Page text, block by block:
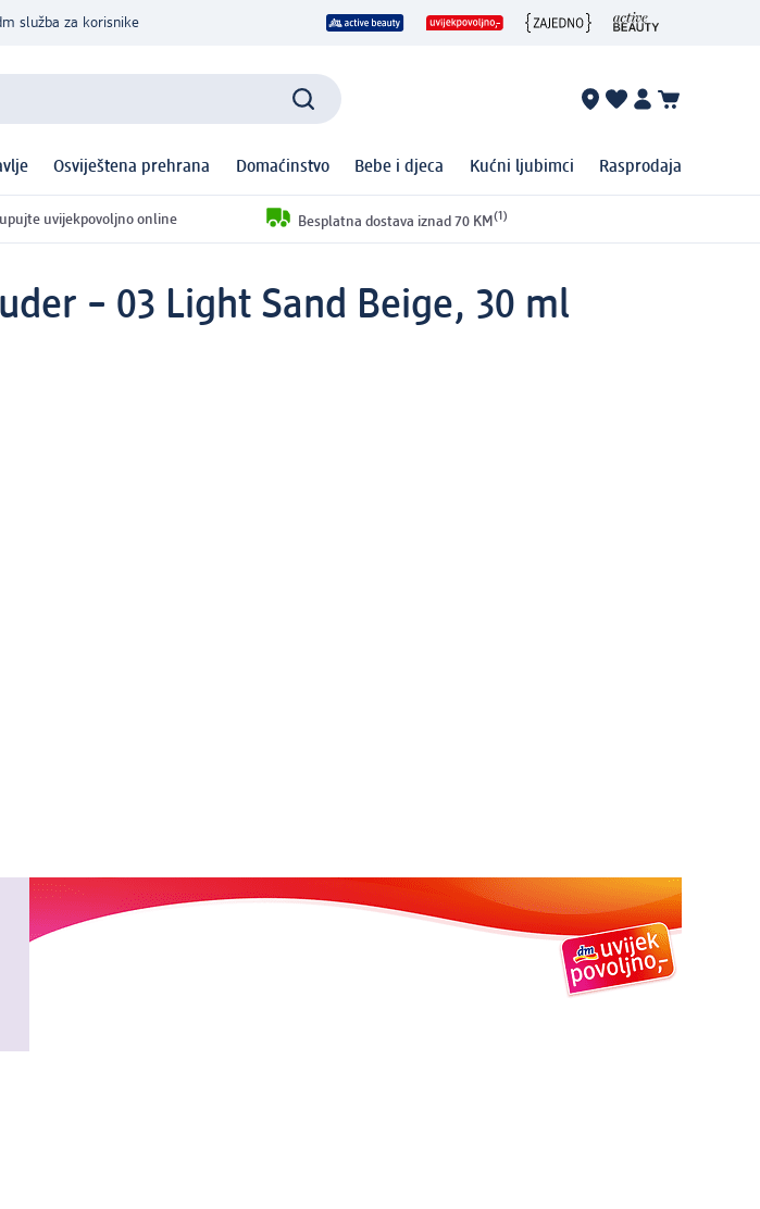
služba za korisnike
Osviještena prehrana Domaćinstvo Bebe i djeca Kućni ljubimci Rasprodaja
uvijekpovoljno online Besplatna dostava iznad 70 KM (1)
– 03 Light Sand Beige, 30 ml